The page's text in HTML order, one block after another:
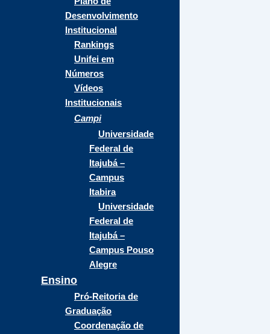
Desenvolvimento
Institucional
Rankings
Unifei em
Números
Vídeos
Institucionais
Campi
Universidade
Federal de
Itajubá –
Campus
Itabira
Universidade
Federal de
Itajubá –
Campus Pouso
Alegre
Ensino
Pró-Reitoria de
Graduação
Coordenação de